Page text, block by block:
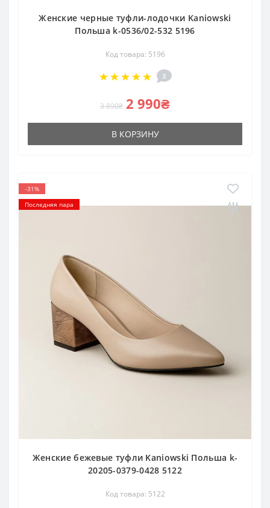
Женские черные туфли-лодочки Kaniowski
Польша k-0536/02-532 5196
Код товара: 5196
3
3 890₴ 2 990₴
В КОРЗИНУ
-31%
Последняя пара
Женские бежевые туфли Kaniowski Польша k-
20205-0379-0428 5122
Код товара: 5122